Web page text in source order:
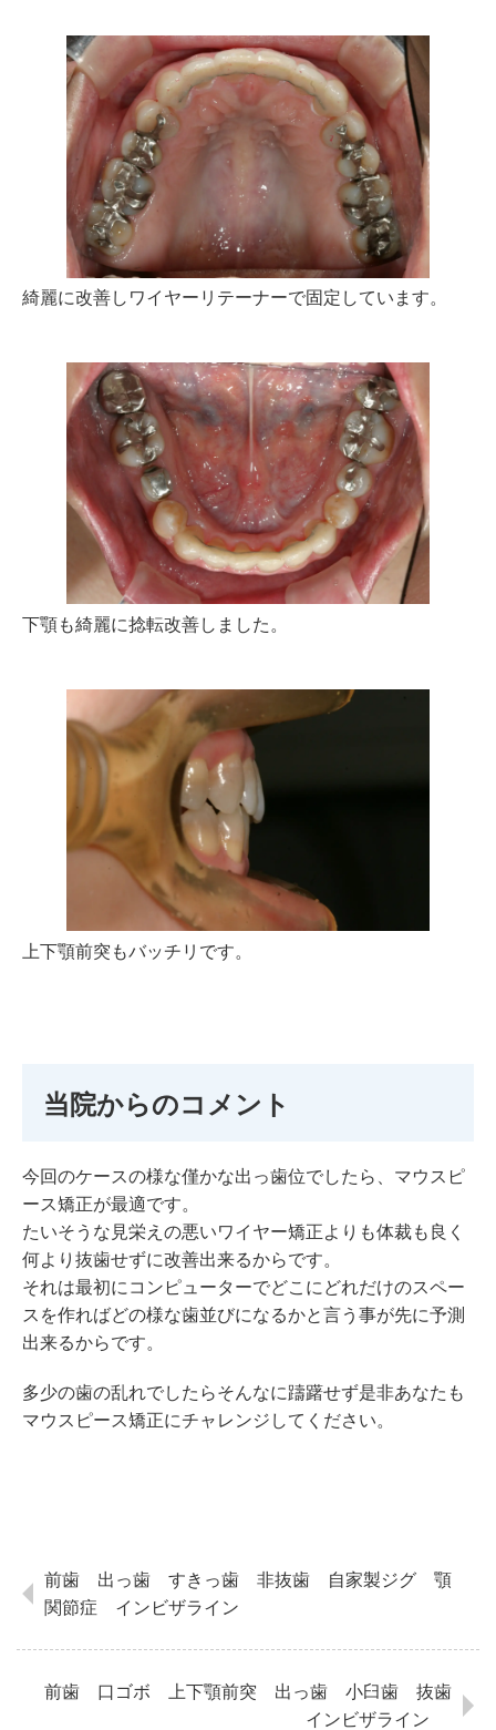
綺麗に改善しワイヤーリテーナーで固定しています。
下顎も綺麗に捻転改善しました。
上下顎前突もバッチリです。
当院からのコメント
今回のケースの様な僅かな出っ歯位でしたら、マウスピ
ース矯正が最適です。
たいそうな見栄えの悪いワイヤー矯正よりも体裁も良く
何より抜歯せずに改善出来るからです。
それは最初にコンピューターでどこにどれだけのスペー
スを作ればどの様な歯並びになるかと言う事が先に予測
出来るからです。
多少の歯の乱れでしたらそんなに躊躇せず是非あなたも
マウスピース矯正にチャレンジしてください。
前歯 出っ歯 すきっ歯 非抜歯 自家製ジグ 顎
関節症 インビザライン
前歯 口ゴボ 上下顎前突 出っ歯 小臼歯 抜歯
インビザライン